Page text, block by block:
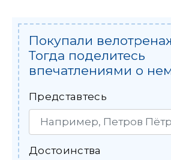
Покупали
Тогда поделитесь
впечатлениями о
Представтесь
Достоинства